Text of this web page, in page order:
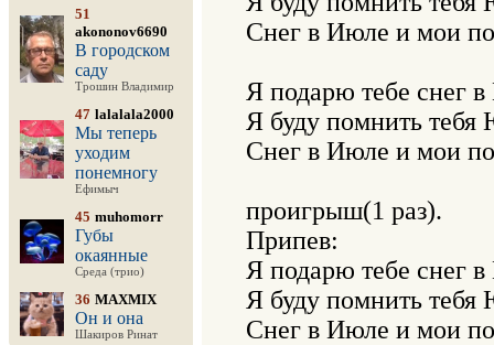
51
akononov6690
В городском
саду
Трошин Владимир
47 lalalala2000
Мы теперь
уходим
понемногу
Ефимыч
45 muhomorr
Губы
окаянные
Среда (трио)
36 MAXMIX
Он и она
Шакиров Ринат
Снег в Июле и мои
Я подарю тебе снег
Я буду помнить
Снег в Июле и мои
проигрыш(1 раз).
Припев:
Я подарю тебе снег
Я буду помнить
Снег в Июле и мои